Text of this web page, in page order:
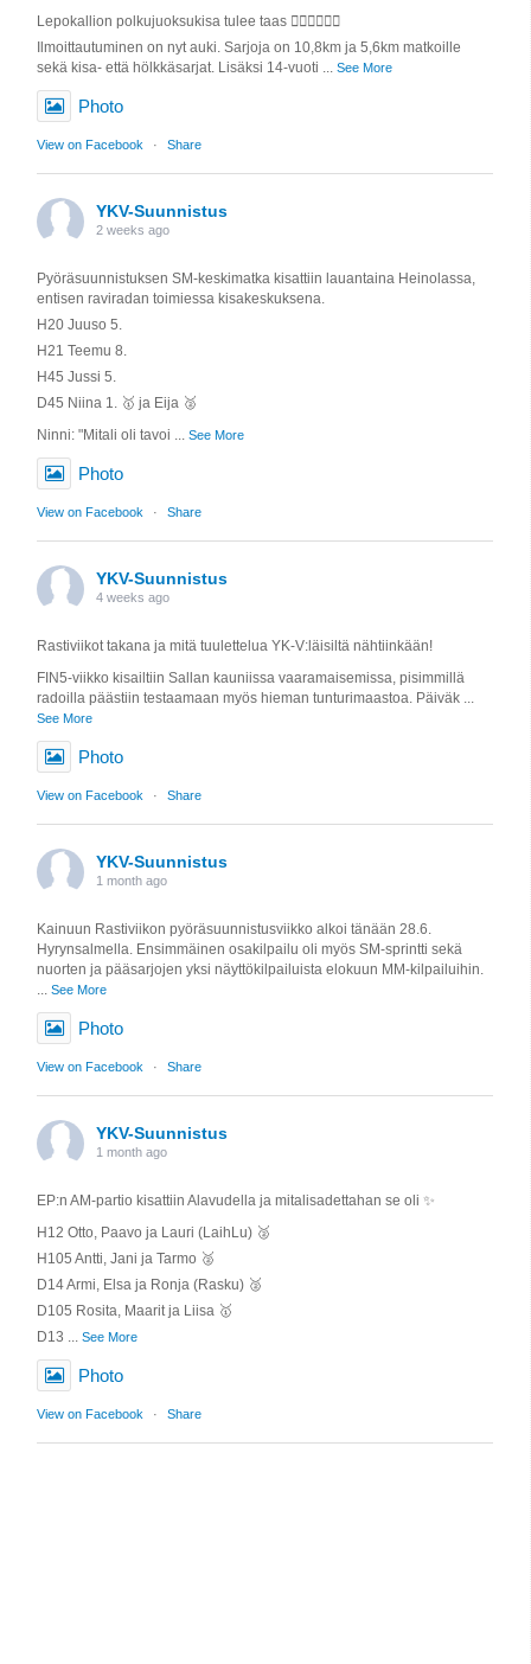
Lepokallion polkujuoksukisa tulee taas 🏃🏼‍♀️🏃🏼‍♂️
Ilmoittautuminen on nyt auki. Sarjoja on 10,8km ja 5,6km matkoille
sekä kisa- että hölkkäsarjat. Lisäksi 14-vuoti ... See More
Photo
View on Facebook · Share
YKV-Suunnistus
2 weeks ago
Pyöräsuunnistuksen SM-keskimatka kisattiin lauantaina Heinolassa,
entisen raviradan toimiessa kisakeskuksena.
H20 Juuso 5.
H21 Teemu 8.
H45 Jussi 5.
D45 Niina 1. 🥇 ja Eija 🥈
Ninni: "Mitali oli tavoi ... See More
Photo
View on Facebook · Share
YKV-Suunnistus
4 weeks ago
Rastiviikot takana ja mitä tuulettelua YK-V:läisiltä nähtiinkään!
FIN5-viikko kisailtiin Sallan kauniissa vaaramaisemissa, pisimmillä
radoilla päästiin testaamaan myös hieman tunturimaastoa. Päiväk ...
See More
Photo
View on Facebook · Share
YKV-Suunnistus
1 month ago
Kainuun Rastiviikon pyöräsuunnistusviikko alkoi tänään 28.6.
Hyrynsalmella. Ensimmäinen osakilpailu oli myös SM-sprintti sekä
nuorten ja pääsarjojen yksi näyttökilpailuista elokuun MM-kilpailuihin.
... See More
Photo
View on Facebook · Share
YKV-Suunnistus
1 month ago
EP:n AM-partio kisattiin Alavudella ja mitalisadettahan se oli ✨️
H12 Otto, Paavo ja Lauri (LaihLu) 🥈
H105 Antti, Jani ja Tarmo 🥈
D14 Armi, Elsa ja Ronja (Rasku) 🥈
D105 Rosita, Maarit ja Liisa 🥇
D13 ... See More
Photo
View on Facebook · Share